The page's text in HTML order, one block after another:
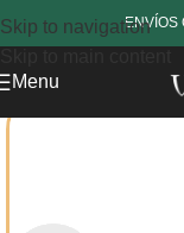
www.revestech.com
Skip to navigationENVÍOS
Menu